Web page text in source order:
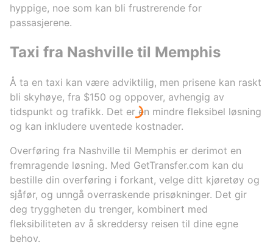
hyppige, noe som kan bli frustrerende for
passasjerene.
Taxi fra Nashville til Memphis
Å ta en taxi kan være adviktilig, men prisene kan raskt
bli skyhøye, fra $150 og oppover, avhengig av
tidspunkt og trafikk. Det er en mindre fleksibel løsning
og kan inkludere uventede kostnader.
Overføring fra Nashville til Memphis er derimot en
fremragende løsning. Med GetTransfer.com kan du
bestille din overføring i forkant, velge ditt kjøretøy og
sjåfør, og unngå overraskende prisøkninger. Det gir
deg tryggheten du trenger, kombinert med
fleksibiliteten av å skreddersy reisen til dine egne
behov.